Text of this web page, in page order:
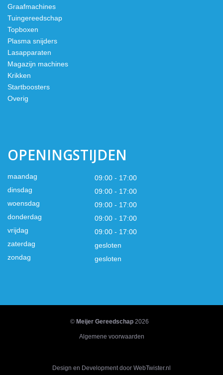
Graafmachines
Tuingereedschap
Topboxen
Plasma snijders
Lasapparaten
Magazijn machines
Krikken
Startboosters
Overig
OPENINGSTIJDEN
maandag
09:00 - 17:00
dinsdag
09:00 - 17:00
woensdag
09:00 - 17:00
donderdag
09:00 - 17:00
vrijdag
09:00 - 17:00
zaterdag
gesloten
zondag
gesloten
© Meijer Gereedschap 2026
Algemene voorwaarden
Design en Development door WebTwister.nl